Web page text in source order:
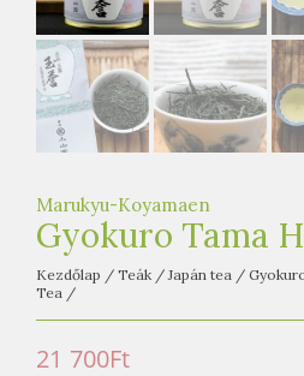
t
e
a
z
Marukyu-Koyamaen
Gyokuro Tama
Kezdőlap / Teák / Japán tea /
Tea /
21 700Ft